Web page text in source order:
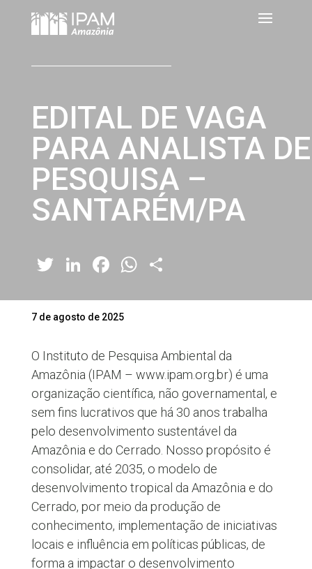
EDITAL DE VAGA
PARA ANALISTA DE
PESQUISA –
SANTARÉM/PA
Twitter
LinkedIn
Facebook
WhatsApp
7 de agosto de 2025
O Instituto de Pesquisa Ambiental da
Amazônia (IPAM – www.ipam.org.br) é uma
organização científica, não governamental, e
sem fins lucrativos que há 30 anos trabalha
pelo desenvolvimento sustentável da
Amazônia e do Cerrado. Nosso propósito é
consolidar, até 2035, o modelo de
desenvolvimento tropical da Amazônia e do
Cerrado, por meio da produção de
conhecimento, implementação de iniciativas
locais e influência em políticas públicas, de
forma a impactar o desenvolvimento